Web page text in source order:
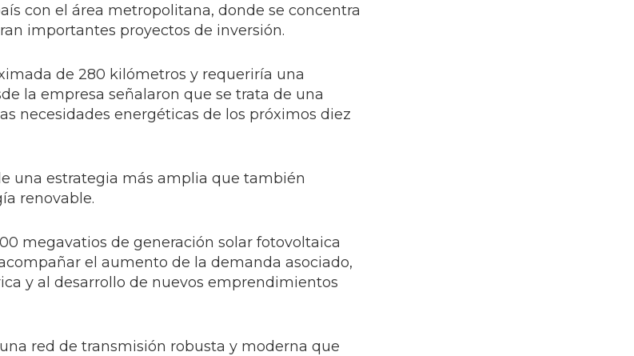
con el área metropolitana, donde se concentra
importantes proyectos de inversión.
de 280 kilómetros y requeriría una
la empresa señalaron que se trata de una
necesidades energéticas de los próximos diez
una estrategia más amplia que también
renovable.
megavatios de generación solar fotovoltaica
el aumento de la demanda asociado,
y al desarrollo de nuevos emprendimientos
red de transmisión robusta y moderna que